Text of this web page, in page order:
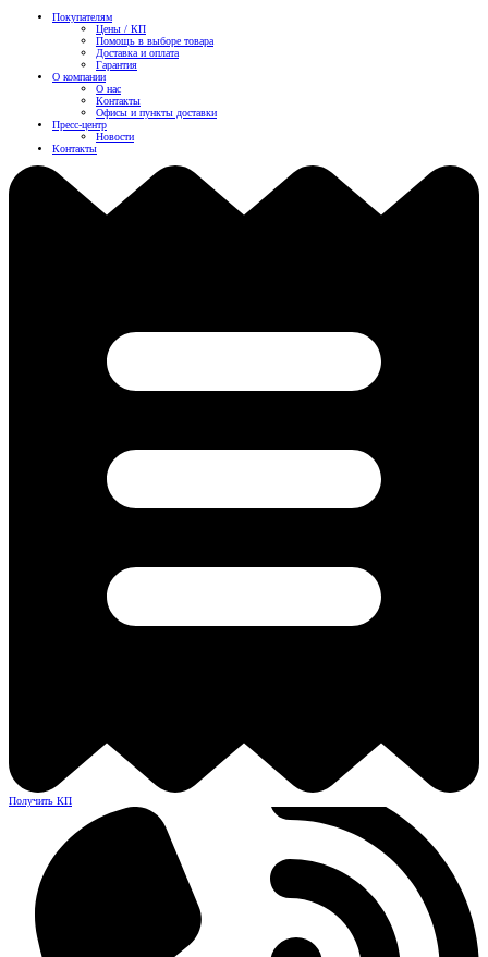
Покупателям
Цены / КП
Помощь в выборе товара
Доставка и оплата
Гарантия
О компании
О нас
Контакты
Офисы и пункты доставки
Пресс-центр
Новости
Контакты
Получить КП